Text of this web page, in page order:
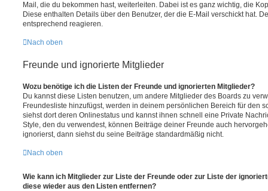
Mail, die du bekommen hast, weiterleiten. Dabei ist es ganz wichtig, die
Diese enthalten Details über den Benutzer, der die E-Mail verschickt hat.
entsprechend reagieren.
Nach oben
Freunde und ignorierte Mitglieder
Wozu benötige ich die Listen der Freunde und ignorierten Mitglieder?
Du kannst diese Listen benutzen, um andere Mitglieder des Boards zu
Freundesliste hinzufügst, werden in deinem persönlichen Bereich für den
siehst dort deren Onlinestatus und kannst ihnen schnell eine Private
Style, den du verwendest, können Beiträge deiner Freunde auch
ignorierst, dann siehst du seine Beiträge standardmäßig nicht.
Nach oben
Wie kann ich Mitglieder zur Liste der Freunde oder zur Liste der
diese wieder aus den Listen entfernen?